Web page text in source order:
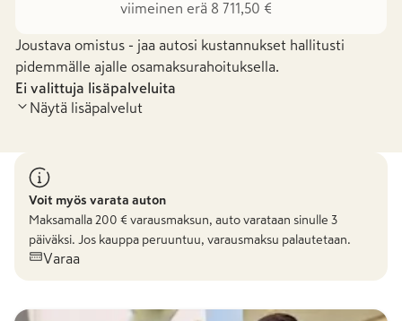
viimeinen erä 8 711,50 €
Joustava omistus - jaa autosi kustannukset hallitusti
pidemmälle ajalle osamaksurahoituksella.
Ei valittuja lisäpalveluita
Näytä lisäpalvelut
Voit myös varata auton
Maksamalla 200 € varausmaksun, auto varataan sinulle 3
päiväksi. Jos kauppa peruuntuu, varausmaksu palautetaan.
Varaa